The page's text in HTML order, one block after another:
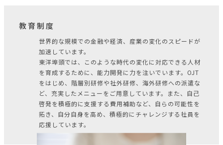
教育制度
世界的な規模での金融や経済、産業の変化のスピードが
加速しています。
東洋埠頭では、このような時代の変化に対応できる人材
を育成するために、能力開発に力を注いでいます。OJT
をはじめ、階層別研修や社外研修、海外研修への派遣な
ど、充実したメニューをご用意しています。また、自己
啓発を積極的に支援する費用補助など、自らの可能性を
拓き、自分自身を高め、積極的にチャレンジする社員を
応援しています。